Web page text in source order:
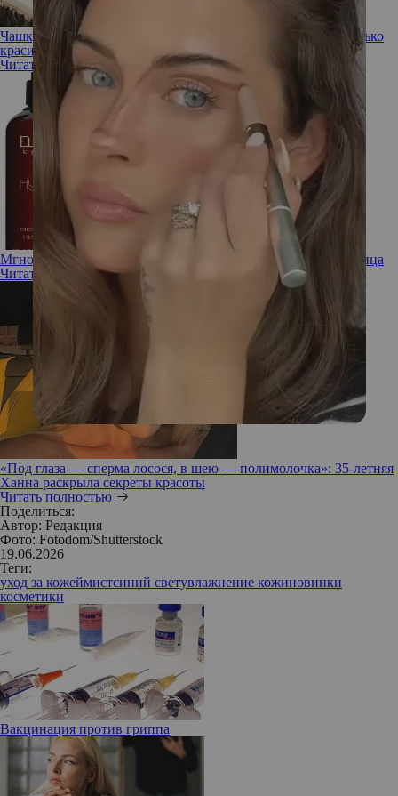
Чашку синего! Все о трендовом чае анчан, корторый не только
красив, но и полезен
Читать полностью
Мгновенный результат: насколько эффективны спреи для лица
Читать полностью
«Под глаза — сперма лосося, в шею — полимолочка»: 35-летняя
Ханна раскрыла секреты красоты
Читать полностью
Поделиться:
Автор: Редакция
Фото: Fotodom/Shutterstock
19.06.2026
Теги:
уход за кожеймистсиний светувлажнение кожиновинки
косметики
Вакцинация против гриппа